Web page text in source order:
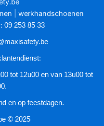
op
de
werkhandschoenen
09 253 85 33
tot 12u00 en van 13u00 tot
en op feestdagen.
© 2025